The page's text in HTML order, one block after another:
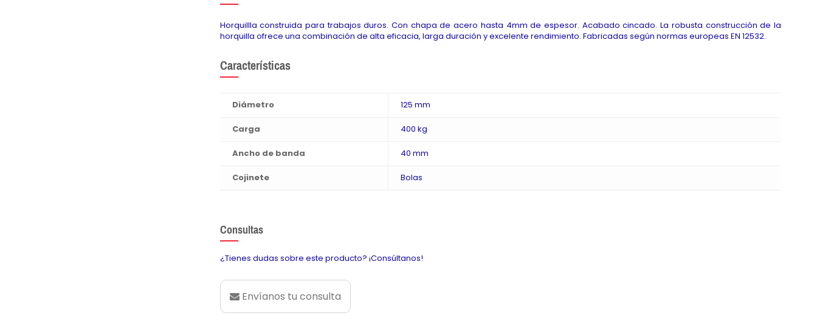
Horquillla construida para trabajos duros. Con chapa de acero hasta 4mm de espesor. Acabado cincado. La robusta construcción de la
horquilla ofrece una combinación de alta eficacia, larga duración y excelente rendimiento. Fabricadas según normas europeas EN 12532.
Características
Diámetro 125 mm
Carga 400 kg
Ancho de banda 40 mm
Cojinete Bolas
Consultas
¿Tienes dudas sobre este producto? ¡Consúltanos!
Envíanos tu consulta